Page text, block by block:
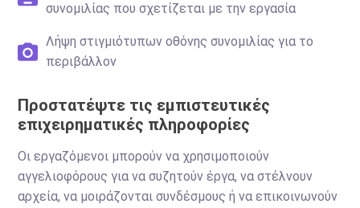
συνομιλίας που σχετίζεται με την εργασία
Λήψη στιγμιότυπων οθόνης συνομιλίας για το
περιβάλλον
Προστατέψτε τις εμπιστευτικές
επιχειρηματικές πληροφορίες
Οι εργαζόμενοι μπορούν να χρησιμοποιούν
αγγελιοφόρους για να συζητούν έργα, να στέλνουν
αρχεία, να μοιράζονται συνδέσμους ή να επικοινωνούν